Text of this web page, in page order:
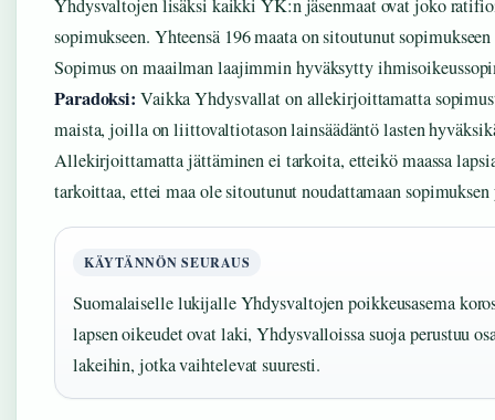
Yhdysvaltojen lisäksi kaikki YK:n jäsenmaat ovat joko
sopimukseen. Yhteensä 196 maata on sitoutunut
Sopimus on maailman laajimmin hyväksytty
Paradoksi: Vaikka Yhdysvallat on allekirjoittamatta
maista, joilla on liittovaltiotason lainsäädäntö lasten
Allekirjoittamatta jättäminen ei tarkoita, etteikö maassa
tarkoittaa, ettei maa ole sitoutunut noudattamaan sopimuksen
KÄYTÄNNÖN SEURAUS
Suomalaiselle lukijalle Yhdysvaltojen poikkeusasema
lapsen oikeudet ovat laki, Yhdysvalloissa suoja perustuu
lakeihin, jotka vaihtelevat suuresti.